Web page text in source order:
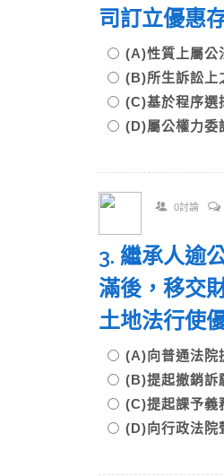
司訂立優惠
(A)性質上屬
(B)所生訴訟上
(C)基於程序選
(D)屬公權力委
0討論
3. 繼承人逾
滿後，移交
土地法行使
(A)向普通法
(B)提起撤銷
(C)提起課予
(D)向行政法院